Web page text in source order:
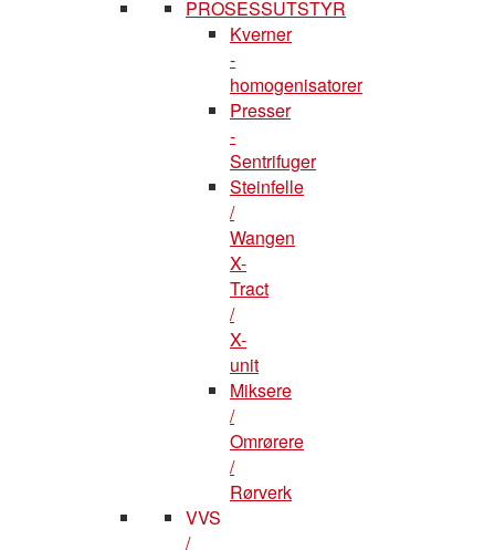
PROSESSUTSTYR
Kverner
-
homogenisatorer
Presser
-
Sentrifuger
Steinfelle
/
Wangen
X-
Tract
/
X-
unit
Miksere
/
Omrørere
/
Rørverk
VVS
/